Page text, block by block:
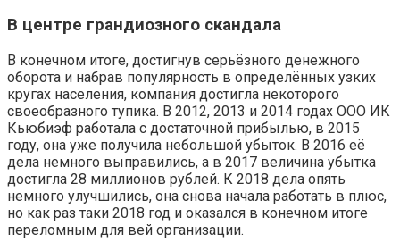
В центре грандиозного скандала
В конечном итоге, достигнув серьёзного денежного
оборота и набрав популярность в определённых узких
кругах населения, компания достигла некоторого
своеобразного тупика. В 2012, 2013 и 2014 годах ООО ИК
Кьюбиэф работала с достаточной прибылью, в 2015
году, она уже получила небольшой убыток. В 2016 её
дела немного выправились, а в 2017 величина убытка
достигла 28 миллионов рублей. К 2018 дела опять
немного улучшились, она снова начала работать в плюс,
но как раз таки 2018 год и оказался в конечном итоге
переломным для вей организации.